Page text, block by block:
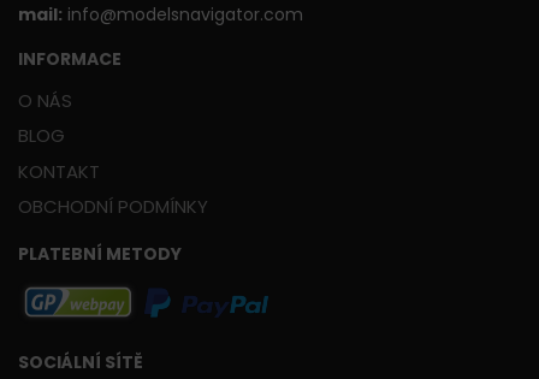
mail: info@modelsnavigator.com
INFORMACE
O NÁS
BLOG
KONTAKT
OBCHODNÍ PODMÍNKY
PLATEBNÍ METODY
SOCIÁLNÍ SÍTĚ